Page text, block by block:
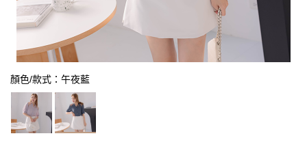
顏色/款式：午夜藍